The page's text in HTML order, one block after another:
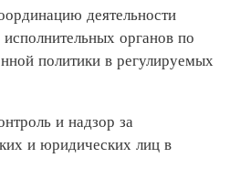
деятельности
органов по
политики в регулируемых
и надзор за
и юридических лиц в